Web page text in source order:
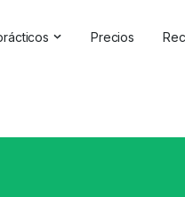
Precios